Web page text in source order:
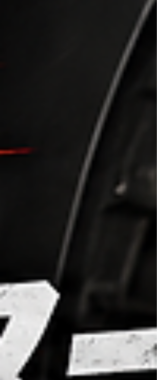
まが安心して日常を取り戻せることを心よりお祈り
し上げます。 現在、TCM交換をご予定いただいてい
R35 GT-Rのお客様が複数いらっしゃいますが、その
換用パーツが無事入荷いたしました✨ これから順次
交換作業を進めてまいります🔧 TCM（トランスミッ
ョンコントロールモジュール）は、GR6ミッション
制御を担う重要な部品です。 シフトチェンジ時の違
感や警告灯の点灯など、気になる症状がある場合は
早めの点検・診断をおすすめしております。 交換作
の様子や作業後のレポートにつきましても、今後ブ
グでご紹介していく予定ですので、ぜひ楽しみにお
ちください😊 リトルガレージでは、R35 GT-Rのメン
テナンス・修理・車検・カスタムまで幅広く対応し
おります。 GT-Rのことで気になることがございま
ら、お気軽にお問い合わせください。...